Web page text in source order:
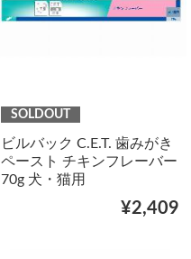
SOLDOUT
ビルバック C.E.T. 歯みがき
ペースト チキンフレーバー
70g 犬・猫用
¥2,409